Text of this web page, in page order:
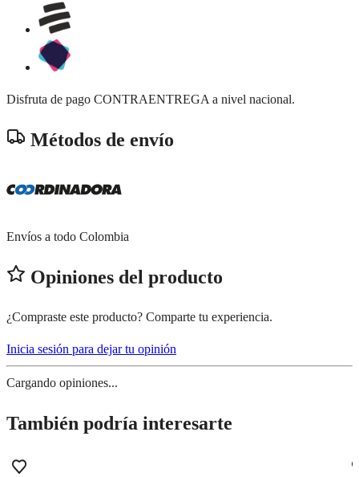
Disfruta de pago CONTRAENTREGA a nivel nacional.
Métodos de envío
Envíos a todo Colombia
Opiniones del producto
¿Compraste este producto? Comparte tu experiencia.
Inicia sesión para dejar tu opinión
Cargando opiniones...
También podría interesarte